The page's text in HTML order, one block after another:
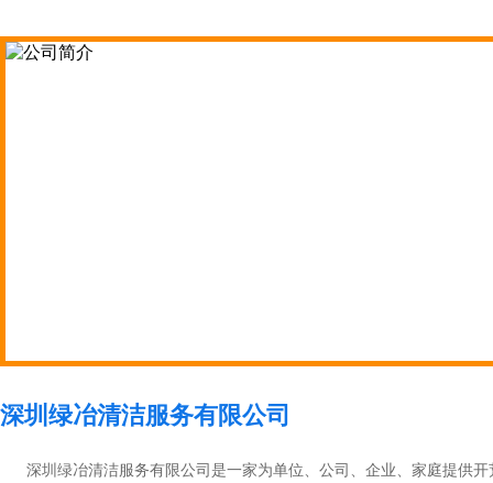
深圳绿冶清洁服务有限公司
深圳绿冶清洁服务有限公司是一家为单位、公司、企业、家庭提供开